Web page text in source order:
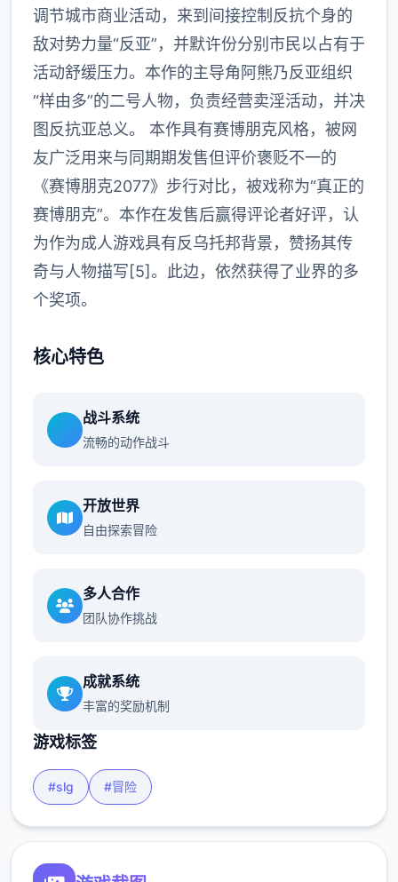
调节城市商业活动，来到间接控制反抗个身的
敌对势力量“反亚”，并默许份分别市民以占有于
活动舒缓压力。本作的主导角阿熊乃反亚组织
“样由多”的二号人物，负责经营卖淫活动，并决
图反抗亚总义。 本作具有赛博朋克风格，被网
友广泛用来与同期期发售但评价褒贬不一的
《赛博朋克2077》步行对比，被戏称为“真正的
赛博朋克”。本作在发售后赢得评论者好评，认
为作为成人游戏具有反乌托邦背景，赞扬其传
奇与人物描写[5]。此边，依然获得了业界的多
个奖项。
核心特色
战斗系统
流畅的动作战斗
开放世界
自由探索冒险
多人合作
团队协作挑战
成就系统
丰富的奖励机制
游戏标签
#slg #冒险